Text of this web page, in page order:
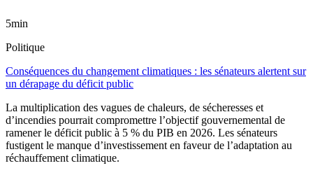
5min
Politique
Conséquences du changement climatiques : les sénateurs alertent sur
un dérapage du déficit public
La multiplication des vagues de chaleurs, de sécheresses et
d’incendies pourrait compromettre l’objectif gouvernemental de
ramener le déficit public à 5 % du PIB en 2026. Les sénateurs
fustigent le manque d’investissement en faveur de l’adaptation au
réchauffement climatique.